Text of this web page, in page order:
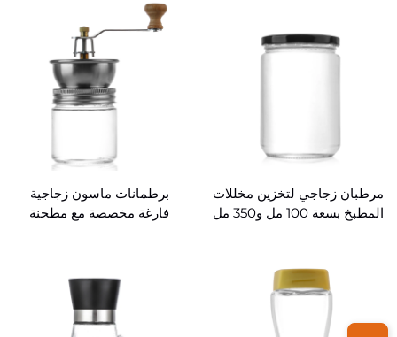
مرطبان زجاجي لتخزين مخللات
المطبخ بسعة 100 مل و350 مل
برطمانات ماسون زجاجية
فارغة مخصصة مع مطحنة